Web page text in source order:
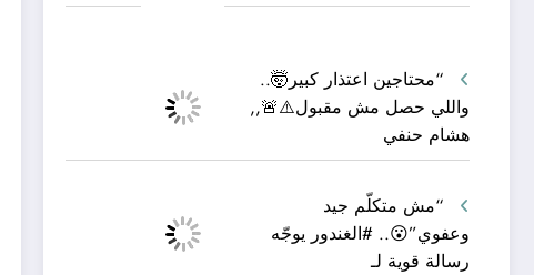
“محتاجين اعتذار كبير🤯..
واللي حصل مش مقبول⚠️🚨,,
هشام حنفي
“مش متكلّم جيد
وعفوي”😮.. #الغندور يوجّه
رسالة قوية لـ